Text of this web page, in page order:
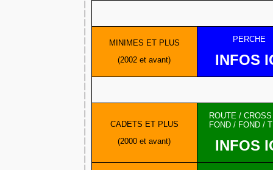
MINIMES ET PLUS
(2002 et avant)
PERCHE
INFOS
CADETS ET PLUS
(2000 et avant)
ROUTE /
FOND / FOND /
INFOS